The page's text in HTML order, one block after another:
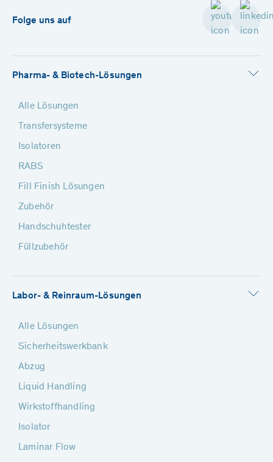
Folge uns auf
Pharma- & Biotech-Lösungen
Alle Lösungen
Transfersysteme
Isolatoren
RABS
Fill Finish Lösungen
Zubehör
Handschuhtester
Füllzubehör
Labor- & Reinraum-Lösungen
Alle Lösungen
Sicherheitswerkbank
Abzug
Liquid Handling
Wirkstoffhandling
Isolator
Laminar Flow